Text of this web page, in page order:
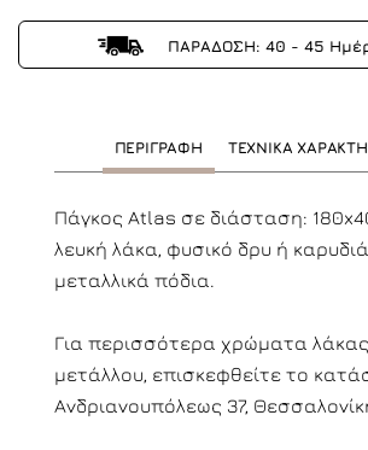
ΠΑΡΑΔΟΣΗ: 40 - 45
ΠΕΡΙΓΡΑΦΗ ΤΕΧΝΙΚΑ
Πάγκος Atlas σε διάσταση:
λευκή λάκα, φυσικό δρυ ή καρυδιά
μεταλλικά πόδια.
Για περισσότερα χρώματα
μετάλλου, επισκεφθείτε το
Ανδριανουπόλεως 37,